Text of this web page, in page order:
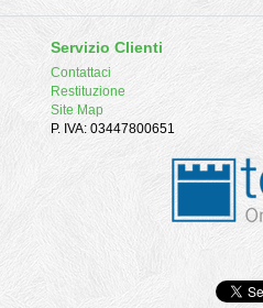
Servizio Clienti
Contattaci
Restituzione
Site Map
P. IVA: 03447800651